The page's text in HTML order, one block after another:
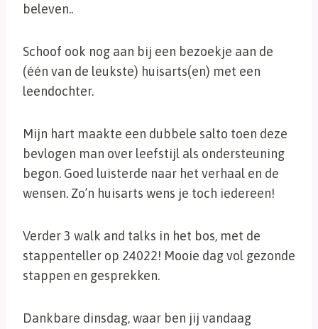
beleven..
Schoof ook nog aan bij een bezoekje aan de
(één van de leukste) huisarts(en) met een
leendochter.
Mijn hart maakte een dubbele salto toen deze
bevlogen man over leefstijl als ondersteuning
begon. Goed luisterde naar het verhaal en de
wensen. Zo’n huisarts wens je toch iedereen!
Verder 3 walk and talks in het bos, met de
stappenteller op 24022! Mooie dag vol gezonde
stappen en gesprekken.
Dankbare dinsdag, waar ben jij vandaag